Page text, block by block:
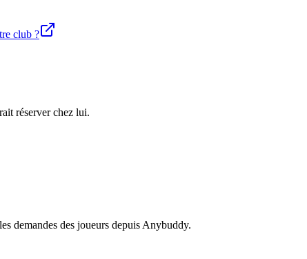
club ?
réserver chez lui.
demandes des joueurs depuis Anybuddy.